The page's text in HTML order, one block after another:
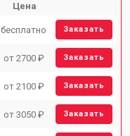
Цена
бесплатно Заказать
от 2700 ₽ Заказать
от 2100 ₽ Заказать
от 3050 ₽ Заказать